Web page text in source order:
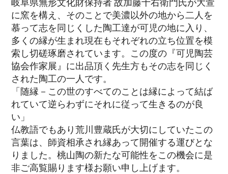
に窯を構え、そのことで美濃以外の地から二人を
慕って志を同じくした陶工達が可児の地に入り、
多くの縁が生まれ現在もそれぞれの立ち位置を模
索し切磋琢磨されています。この度の『可児陶芸
協会作家展』に出品頂く先生方もその志を同じく
された陶工の一人です。
「随縁－この世のすべてのことは縁によって結ば
れていて逆らわずにそれに従って生きるのが良
い」
仏教語でもあり荒川豊蔵氏が大切にしていたこの
言葉は、師資相承され縁あって開催する運びとな
りました。桃山陶の新たな可能性をこの機会に是
非ご高覧賜ります様お願い申し上げます。